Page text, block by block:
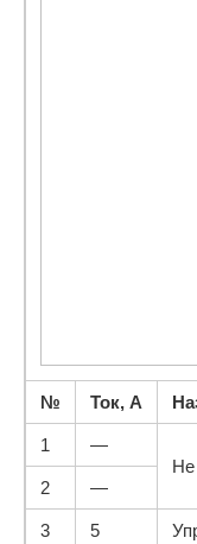
№ Ток, А
1
—
Не
2
—
3 5